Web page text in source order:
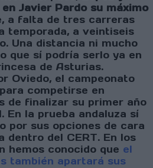
Javier Pardo su máximo
a falta de tres carreras
temporada, a veintiseis
Una distancia ni mucho
que sí podría serlo ya en
de Asturias.
Oviedo, el campeonato
competirse en
de finalizar su primer año
En la prueba andaluza sí
por sus opciones de cara
dentro del CERT. En los
hemos conocido que el
también apartará sus